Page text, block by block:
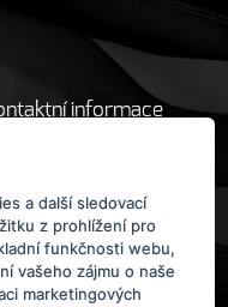
a další sledovací
z prohlížení pro
funkčnosti webu,
vašeho zájmu o naše
marketingových
informace